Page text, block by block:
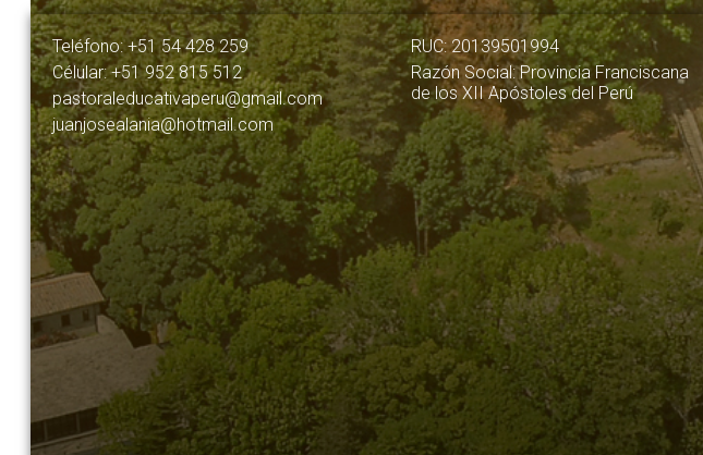
Teléfono: +51 54 428 259
Célular: +51 952 815 512
pastoraleducativaperu@gmail.com
juanjosealania@hotmail.com
RUC: 20139501994
Razón Social: Provincia Franciscana
de los XII Apóstoles del Perú